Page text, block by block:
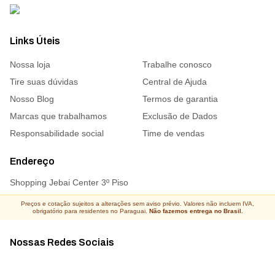
Links Úteis
Nossa loja
Trabalhe conosco
Tire suas dúvidas
Central de Ajuda
Nosso Blog
Termos de garantia
Marcas que trabalhamos
Exclusão de Dados
Responsabilidade social
Time de vendas
Endereço
Shopping Jebai Center 3º Piso
Nossas Redes Sociais
Preços e cotação sujeitos a alterações sem aviso prévio. Valores não incluem IVA,
obrigatório para residentes no Paraguai. Não fazemos entrega no Brasil.